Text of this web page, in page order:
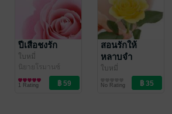
ปีเสือชงรัก
ใบหมี่
นิยายโรมานซ์
1 Rating
สอนรักให้
หลาบจำ
ใบหมี่
นิยายโรมานซ์
No Rating